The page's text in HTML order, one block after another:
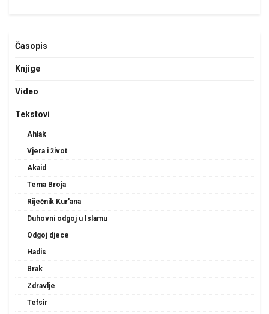
Časopis
Knjige
Video
Tekstovi
Ahlak
Vjera i život
Akaid
Tema Broja
Riječnik Kur'ana
Duhovni odgoj u Islamu
Odgoj djece
Hadis
Brak
Zdravlje
Tefsir